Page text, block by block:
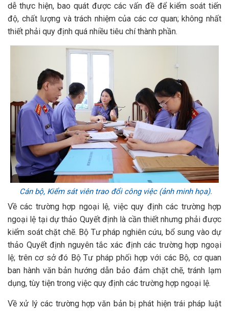
dễ thực hiện, bao quát được các vấn đề để kiểm soát tiến
độ, chất lượng và trách nhiệm của các cơ quan; không nhất
thiết phải quy định quá nhiều tiêu chí thành phần.
Cán bộ, Kiểm sát viên trao đổi công việc (ảnh minh họa).
Về các trường hợp ngoại lệ, việc quy định các trường hợp
ngoại lệ tại dự thảo Quyết định là cần thiết nhưng phải được
kiểm soát chặt chẽ. Bộ Tư pháp nghiên cứu, bổ sung vào dự
thảo Quyết định nguyên tắc xác định các trường hợp ngoại
lệ; trên cơ sở đó Bộ Tư pháp phối hợp với các Bộ, cơ quan
ban hành văn bản hướng dẫn bảo đảm chặt chẽ, tránh lạm
dụng, tùy tiện trong việc quy định các trường hợp ngoại lệ.
Về xử lý các trường hợp văn bản bị phát hiện trái pháp luật